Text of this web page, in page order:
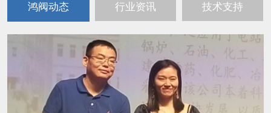
鸿阀动态 行业资讯 技术支持